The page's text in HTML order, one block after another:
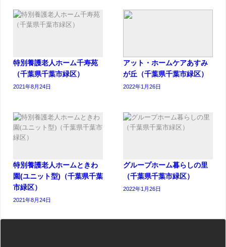
特別養護老人ホーム千寿苑
（千葉県千葉市緑区）
2021年8月24日
アット・ホームケアあすみ
が丘（千葉県千葉市緑区）
2022年1月26日
特別養護老人ホームときわ
園(ユニット型)（千葉県千葉
市緑区）
2021年8月24日
グループホーム暮らしの里
（千葉県千葉市緑区）
2022年1月26日